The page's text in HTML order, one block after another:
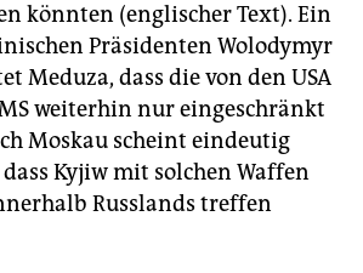
könnten (englischer Text). Ein
Präsidenten Wolodymyr
Meduza, dass die von den USA
weiterhin nur eingeschränkt
Moskau scheint eindeutig
Kyjiw mit solchen Waffen
Russlands treffen